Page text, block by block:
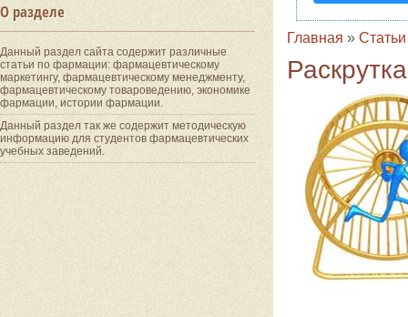
О разделе
Данный раздел сайта содержит различные
статьи по фармации: фармацевтическому
маркетингу, фармацевтическому менеджменту,
фармацевтическому товароведению, экономике
фармации, истории фармации.
Данный раздел так же содержит методическую
информацию для студентов фармацевтических
учебных заведений.
Главная » Статьи